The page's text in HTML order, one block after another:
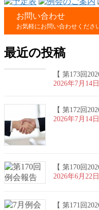
お問い合わせ
お気軽にお問い合わせくださ
最近の投稿
【 第173回
2026年7月14日
【 第172回
2026年7月14日
【 第170回
2026年6月22日
【 第171回